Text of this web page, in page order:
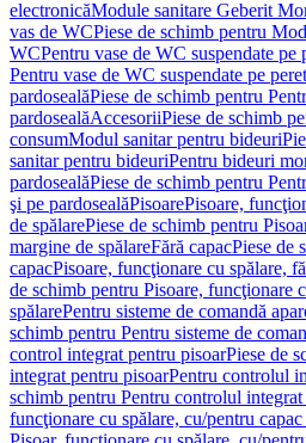
electronicăModule sanitare Geberit
vas de WCPiese de schimb pentru
WCPentru vase de WC suspendate pe
Pentru vase de WC suspendate pe
pardosealăPiese de schimb pentru
pardosealăAccesoriiPiese de schimb
consumModul sanitar pentru bideuri
sanitar pentru bideuriPentru bideuri
pardosealăPiese de schimb pentru
şi pe pardosealăPisoarePisoare,
de spălarePiese de schimb pentru
margine de spălareFără capacPiese de
capacPisoare, funcţionare cu spălare,
de schimb pentru Pisoare, funcţionare
spălarePentru sisteme de comandă
schimb pentru Pentru sisteme de
control integrat pentru pisoarPiese de
integrat pentru pisoarPentru controlul
schimb pentru Pentru controlul
funcţionare cu spălare, cu/pentru